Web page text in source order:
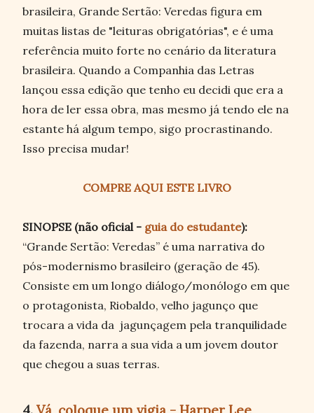
brasileira, Grande Sertão: Veredas figura em
muitas listas de "leituras obrigatórias", e é uma
referência muito forte no cenário da literatura
brasileira. Quando a Companhia das Letras
lançou essa edição que tenho eu decidi que era a
hora de ler essa obra, mas mesmo já tendo ele na
estante há algum tempo, sigo procrastinando.
Isso precisa mudar!
COMPRE AQUI ESTE LIVRO
SINOPSE (não oficial - guia do estudante):
“Grande Sertão: Veredas” é uma narrativa do
pós-modernismo brasileiro (geração de 45).
Consiste em um longo diálogo/monólogo em que
o protagonista, Riobaldo, velho jagunço que
trocara a vida da jagunçagem pela tranquilidade
da fazenda, narra a sua vida a um jovem doutor
que chegou a suas terras.